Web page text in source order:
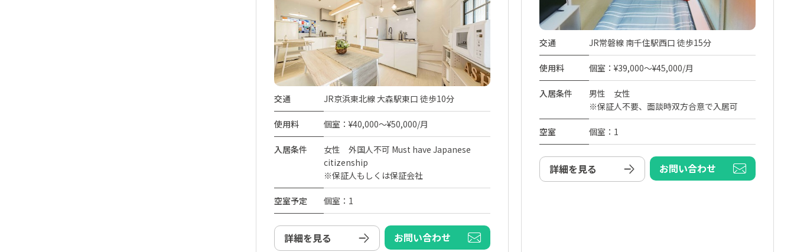
交通 JR京浜東北線 大森駅東口 徒歩10分
使用料 個室：¥40,000～¥50,000/月
入居条件
女性 外国人不可 Must have Japanese
citizenship
※保証人もしくは保証会社
空室予定 個室：1
詳細を見る お問い合わせ
交通 JR常磐線 南千住駅西口 徒歩15分
使用料 個室：¥39,000～¥45,000/月
入居条件
男性 女性
※保証人不要、面談時双方合意で入居可
空室 個室：1
詳細を見る お問い合わせ